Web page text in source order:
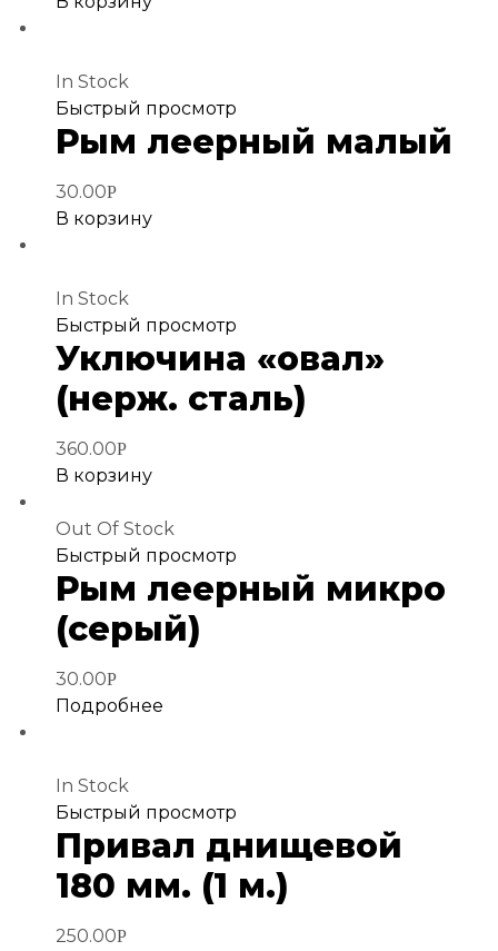
In Stock
Добавить
в
Быстрый просмотр
Рым леерный малый
30.00Р
В корзину
In Stock
Добавить
в
Быстрый просмотр
Уключина «овал»
(нерж. сталь)
360.00Р
В корзину
Out Of Stock
Добавить
в
Быстрый просмотр
Рым леерный микро
(серый)
30.00Р
Подробнее
In Stock
Добавить
в
избранное
Быстрый просмотр
Привал днищевой
180 мм. (1 м.)
250.00Р